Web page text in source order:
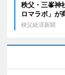
秩父・三峯神
ロマラボ」が
秩父経済新聞